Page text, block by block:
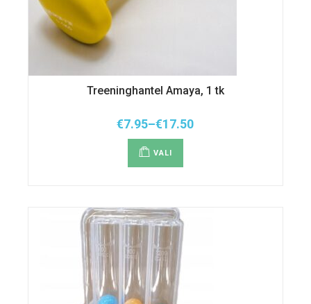
Treeninghantel Amaya, 1 tk
€7.95–€17.50
Hinnavahemik:
€7.95
kuni
€17.50
VALI
mitu
tootelehel.